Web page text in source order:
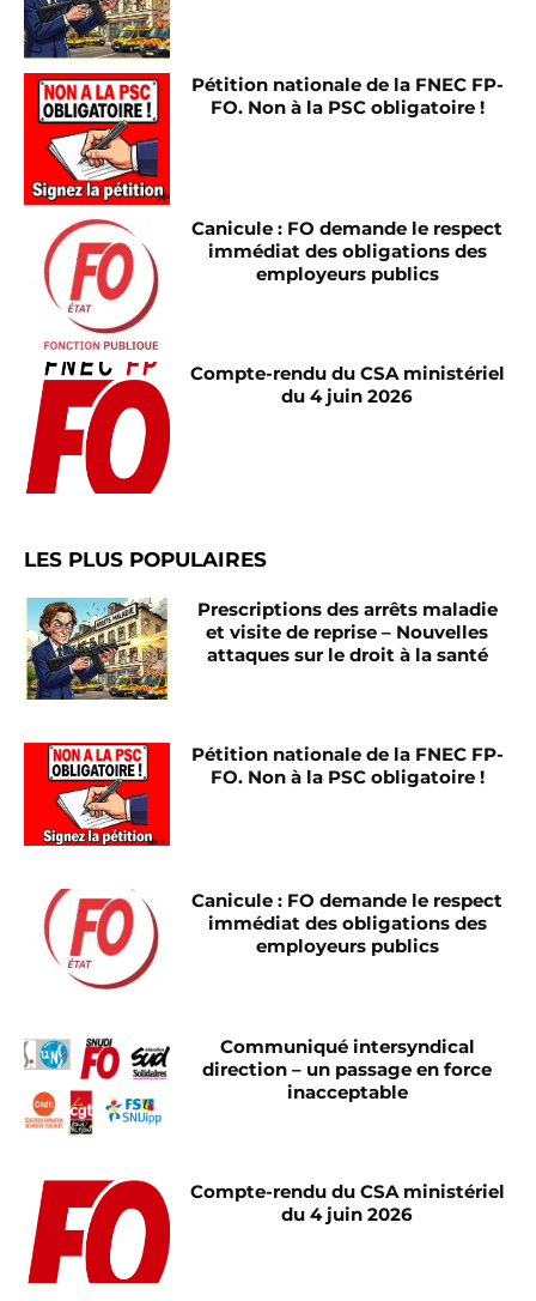
Pétition nationale de la FNEC FP-
FO. Non à la PSC obligatoire !
Canicule : FO demande le respect
immédiat des obligations des
employeurs publics
Compte-rendu du CSA ministériel
du 4 juin 2026
LES PLUS POPULAIRES
Prescriptions des arrêts maladie
et visite de reprise – Nouvelles
attaques sur le droit à la santé
Pétition nationale de la FNEC FP-
FO. Non à la PSC obligatoire !
Canicule : FO demande le respect
immédiat des obligations des
employeurs publics
Communiqué intersyndical
direction – un passage en force
inacceptable
Compte-rendu du CSA ministériel
du 4 juin 2026